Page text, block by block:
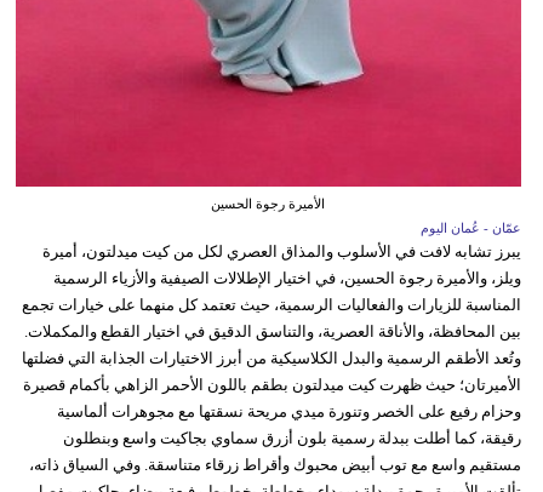
الأميرة رجوة الحسين
عمّان - عُمان اليوم
يبرز تشابه لافت في الأسلوب والمذاق العصري لكل من كيت ميدلتون، أميرة
ويلز، والأميرة رجوة الحسين، في اختيار الإطلالات الصيفية والأزياء الرسمية
المناسبة للزيارات والفعاليات الرسمية، حيث تعتمد كل منهما على خيارات تجمع
بين المحافظة، والأناقة العصرية، والتناسق الدقيق في اختيار القطع والمكملات.
وتُعد الأطقم الرسمية والبدل الكلاسيكية من أبرز الاختيارات الجذابة التي فضلتها
الأميرتان؛ حيث ظهرت كيت ميدلتون بطقم باللون الأحمر الزاهي بأكمام قصيرة
وحزام رفيع على الخصر وتنورة ميدي مريحة نسقتها مع مجوهرات ألماسية
رقيقة، كما أطلت ببدلة رسمية بلون أزرق سماوي بجاكيت واسع وبنطلون
مستقيم واسع مع توب أبيض محبوك وأقراط زرقاء متناسقة. وفي السياق ذاته،